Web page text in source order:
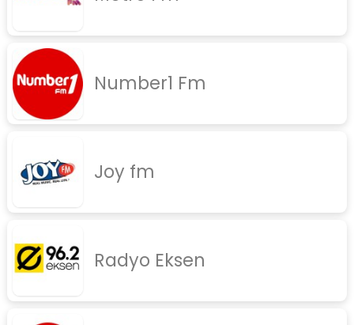
jazz
rap
diger
Gizlilik Politikası
Number1 Fm
Joy fm
Radyo Eksen